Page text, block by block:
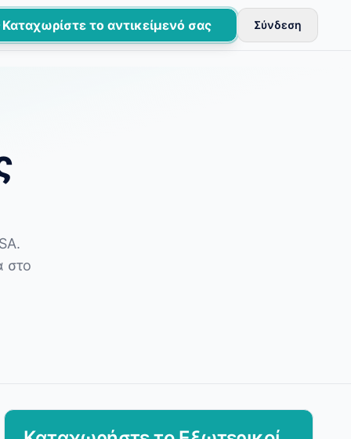
Καταχωρίστε το αντικείμενό σας Σύνδεση
στο